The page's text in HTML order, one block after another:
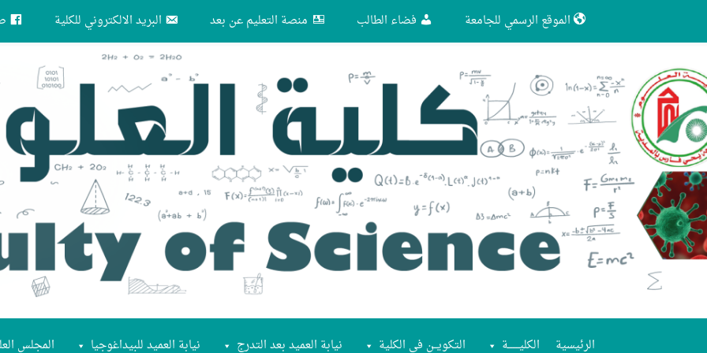
الموقع الرسمي للجامعة فضاء الطالب منصة التعليم عن بعد البريد الالكتروني للكلية
الرئيسية الكليـــــــة التكويــن في الكلية نيابة العميد بعد التدرج نيابة العميد للبيداغوجيا المجلس